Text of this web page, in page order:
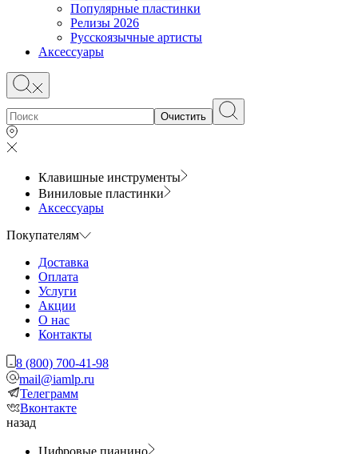
Популярные пластинки
Релизы 2026
Русскоязычные артисты
Аксессуары
Очистить
Клавишные инструменты
Виниловые пластинки
Аксессуары
Покупателям
Доставка
Оплата
Услуги
Акции
О нас
Контакты
8 (800) 700-41-98
mail@iamlp.ru
Телеграмм
Вконтакте
назад
Цифровые пианино